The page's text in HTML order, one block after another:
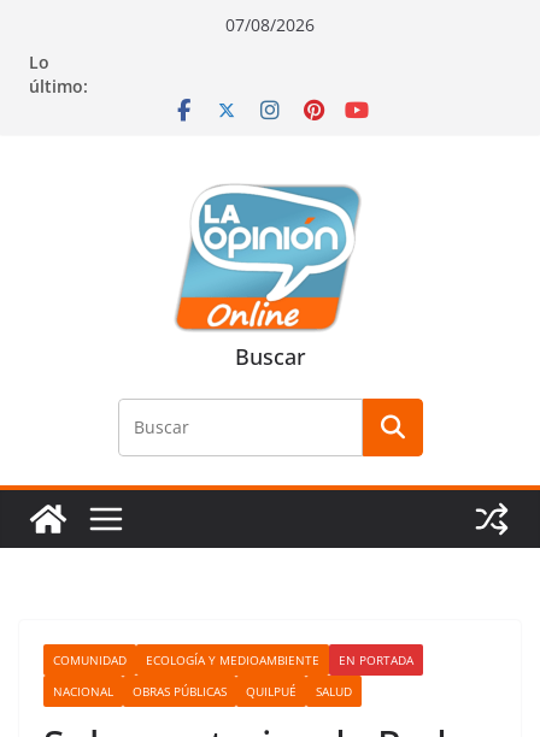
contenido
navegación
contenido
07/08/2026
Lo
último:
Buscar
COMUNIDAD ECOLOGÍA Y MEDIOAMBIENTE
EN PORTADA
NACIONAL
OBRAS PÚBLICAS QUILPUÉ SALUD